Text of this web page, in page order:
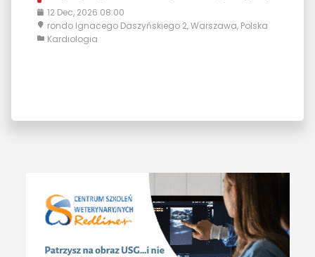
12 Dec, 2026 08:00
rondo Ignacego Daszyńskiego 2, Warszawa, Polska
Kardiologia